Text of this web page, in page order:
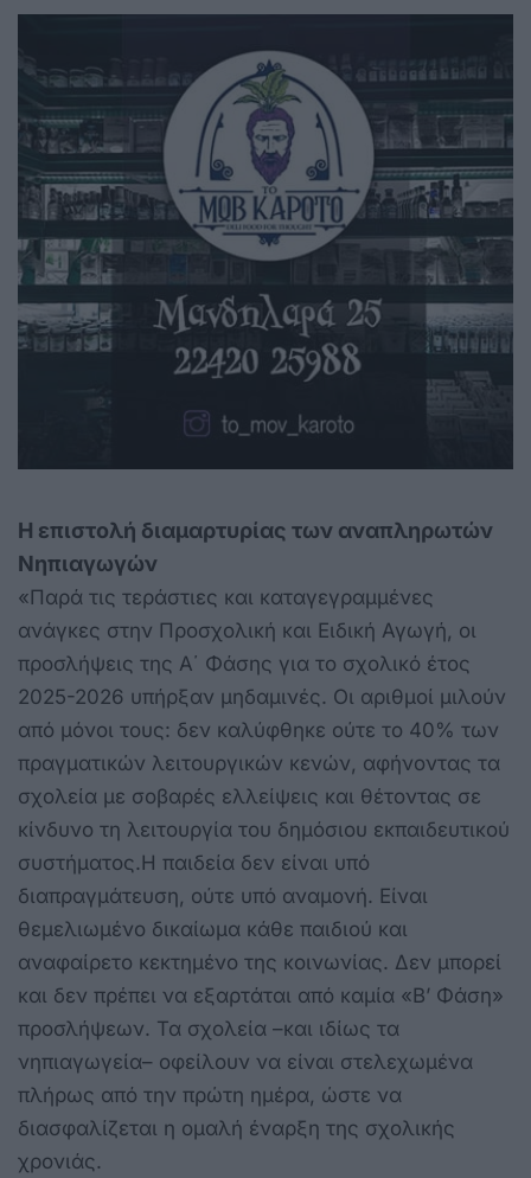
Η επιστολή διαμαρτυρίας των αναπληρωτών
Νηπιαγωγών
«Παρά τις τεράστιες και καταγεγραμμένες
ανάγκες στην Προσχολική και Ειδική Αγωγή, οι
προσλήψεις της Α΄ Φάσης για το σχολικό έτος
2025-2026 υπήρξαν μηδαμινές. Οι αριθμοί μιλούν
από μόνοι τους: δεν καλύφθηκε ούτε το 40% των
πραγματικών λειτουργικών κενών, αφήνοντας τα
σχολεία με σοβαρές ελλείψεις και θέτοντας σε
κίνδυνο τη λειτουργία του δημόσιου εκπαιδευτικού
συστήματος.Η παιδεία δεν είναι υπό
διαπραγμάτευση, ούτε υπό αναμονή. Είναι
θεμελιωμένο δικαίωμα κάθε παιδιού και
αναφαίρετο κεκτημένο της κοινωνίας. Δεν μπορεί
και δεν πρέπει να εξαρτάται από καμία «Β’ Φάση»
προσλήψεων. Τα σχολεία –και ιδίως τα
νηπιαγωγεία– οφείλουν να είναι στελεχωμένα
πλήρως από την πρώτη ημέρα, ώστε να
διασφαλίζεται η ομαλή έναρξη της σχολικής
χρονιάς.